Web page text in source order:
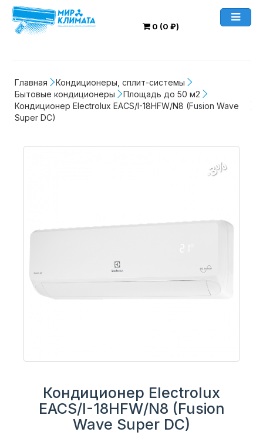
0 (0 ₽)
Главная
Кондиционеры, сплит-системы
Бытовые кондиционеры
Площадь до 50 м2
Кондиционер Electrolux EACS/I-18HFW/N8 (Fusion Wave
Super DC)
-3%
Кондиционер Electrolux
EACS/I-18HFW/N8 (Fusion
Wave Super DC)